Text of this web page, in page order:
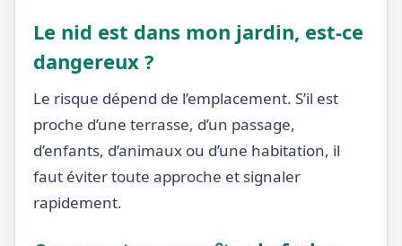
Le nid est dans mon jardin, est-ce
dangereux ?
Le risque dépend de l’emplacement. S’il est
proche d’une terrasse, d’un passage,
d’enfants, d’animaux ou d’une habitation, il
faut éviter toute approche et signaler
rapidement.